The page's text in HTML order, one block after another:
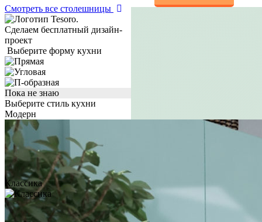
Смотреть все столешницы
Сделаем бесплатный дизайн-
проект
Выберите форму кухни
Пока не знаю
Выберите стиль кухни
Модерн
Классика